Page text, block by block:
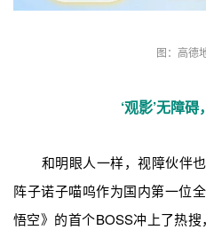
图：高德
‘观影’无障碍
和明眼人一样，视障伙伴
阵子诺子喵呜作为国内第一位
悟空》的首个BOSS冲上了热